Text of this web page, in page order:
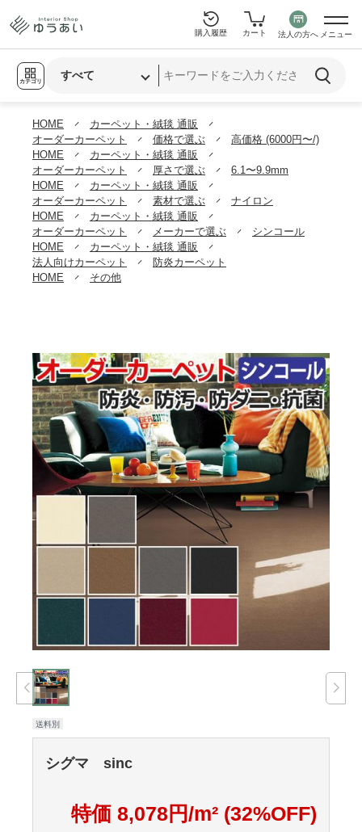
カテゴリ
購入履歴 カート 法人の方へ メニュー
HOME
カーペット・絨毯 通販
オーダーカーペット
価格で選ぶ
高価格 (6000円〜/)
HOME
カーペット・絨毯 通販
オーダーカーペット
厚さで選ぶ
6.1〜9.9mm
HOME
カーペット・絨毯 通販
オーダーカーペット
素材で選ぶ
ナイロン
HOME
カーペット・絨毯 通販
オーダーカーペット
メーカーで選ぶ
シンコール
HOME
カーペット・絨毯 通販
法人向けカーペット
防炎カーペット
HOME
その他
送料別
シグマ sinc
特価 8,078円/m² (32%OFF)